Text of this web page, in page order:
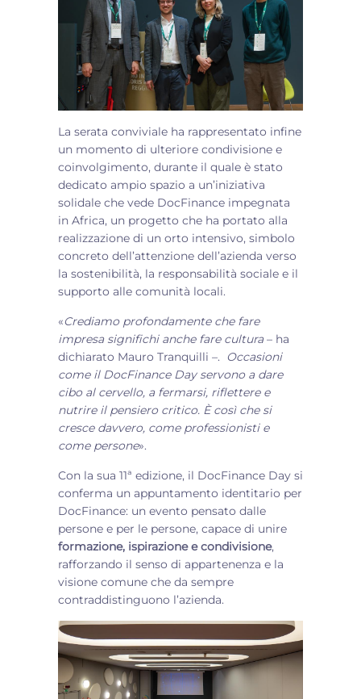
La serata conviviale ha rappresentato infine
un momento di ulteriore condivisione e
coinvolgimento, durante il quale è stato
dedicato ampio spazio a un’iniziativa
solidale che vede DocFinance impegnata
in Africa, un progetto che ha portato alla
realizzazione di un orto intensivo, simbolo
concreto dell’attenzione dell’azienda verso
la sostenibilità, la responsabilità sociale e il
supporto alle comunità locali.
«Crediamo profondamente che fare
impresa significhi anche fare cultura– ha
dichiarato Mauro Tranquilli –. Occasioni
come il DocFinance Day servono a dare
cibo al cervello, a fermarsi, riflettere e
nutrire il pensiero critico. È così che si
cresce davvero, come professionisti e
come persone».
Con la sua 11ª edizione, il DocFinance Day si
conferma un appuntamento identitario per
DocFinance: un evento pensato dalle
persone e per le persone, capace di unire
formazione, ispirazione e condivisione,
rafforzando il senso di appartenenza e la
visione comune che da sempre
contraddistinguono l’azienda.